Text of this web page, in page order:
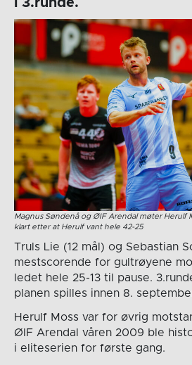
i 3.runde.
Magnus Søndenå og ØIF Arendal møter Herulf
klart etter at Herulf vant hele 42-25
Truls Lie (12 mål) og Sebastian
mestscorende for gultrøyene
ledet hele 25-13 til pause.
planen spilles innen 8.
Herulf Moss var for øvrig
ØIF Arendal våren 2009 ble
i eliteserien for første gang.